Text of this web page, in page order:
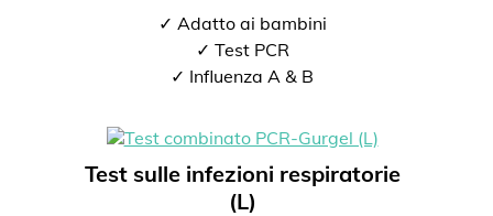
✓ Adatto ai bambini
✓ Test PCR
✓ Influenza A & B
Test sulle infezioni respiratorie
(L)